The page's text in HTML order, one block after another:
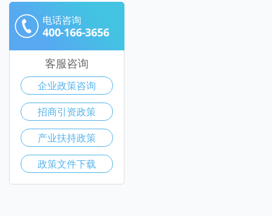
电话咨询
400-166-3656
客服咨询
企业政策咨询
招商引资政策
产业扶持政策
政策文件下载